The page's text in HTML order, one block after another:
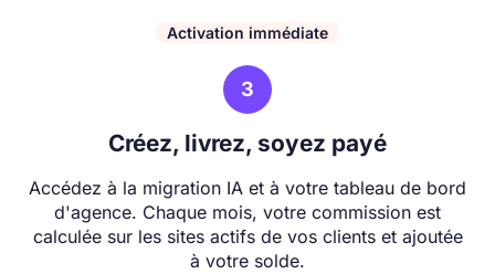
Activation immédiate
3
Créez, livrez, soyez payé
Accédez à la migration IA et à votre tableau de bord
d'agence. Chaque mois, votre commission est
calculée sur les sites actifs de vos clients et ajoutée
à votre solde.